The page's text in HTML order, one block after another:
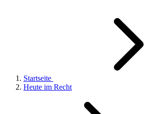
Startseite
Heute im Recht